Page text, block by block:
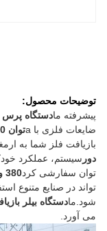
توضیحات محصول:
پیشرفته مادستگاه پرس
ضایعات فلزی با a توان 1000 تن
بازیافت فلز شما به
دورسیستم، عملکرد
توان سفارشی کرد 380 ولت 3P 50 هرتز
تواند در صنایع متنوع
شود.مادستگاه بیلر
می آورد.